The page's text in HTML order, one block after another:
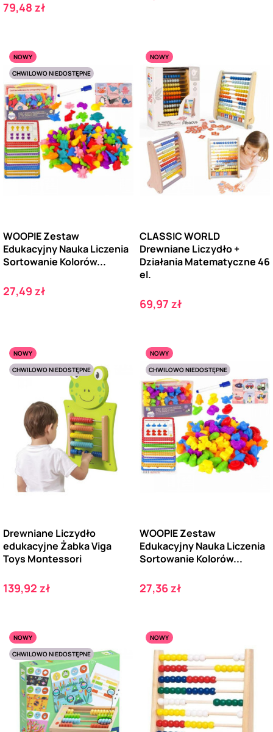
Cena
79,48 zł
NOWY
CHWILOWO NIEDOSTĘPNE
WOOPIE Zestaw
Edukacyjny Nauka Liczenia
Sortowanie Kolorów...
Cena
27,49 zł
NOWY
CLASSIC WORLD
Drewniane Liczydło +
Działania Matematyczne 46
el.
Cena
69,97 zł
NOWY
CHWILOWO NIEDOSTĘPNE
Drewniane Liczydło
edukacyjne Żabka Viga
Toys Montessori
Cena
139,92 zł
NOWY
CHWILOWO NIEDOSTĘPNE
WOOPIE Zestaw
Edukacyjny Nauka Liczenia
Sortowanie Kolorów...
Cena
27,36 zł
NOWY
CHWILOWO NIEDOSTĘPNE
NOWY